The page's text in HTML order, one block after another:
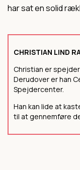
har sat en solid
CHRISTIAN LIND
Christian er
Derudover er han
Spejdercenter.
Han kan lide at
til at gennemføre